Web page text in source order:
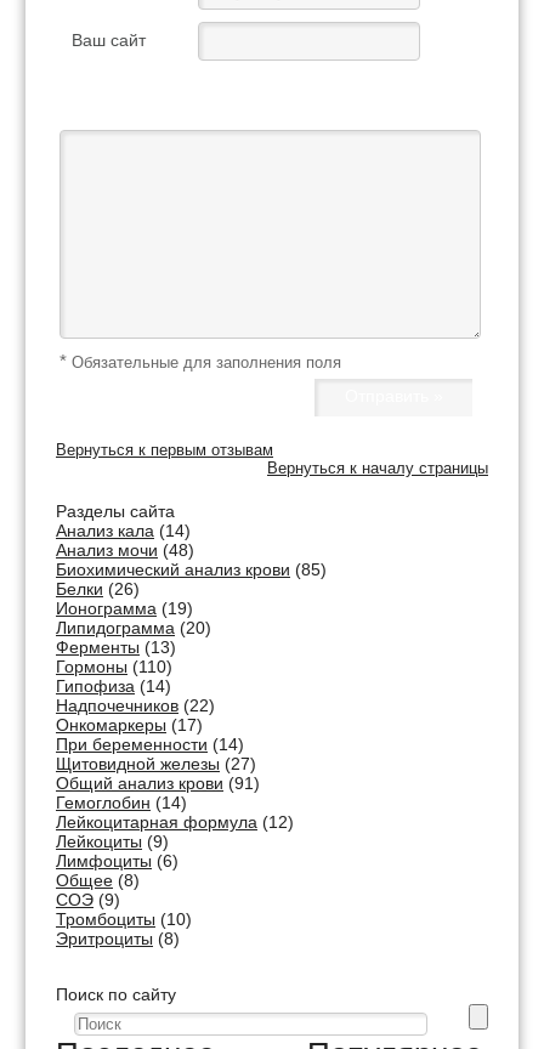
Ваш сайт
* Обязательные для заполнения поля
Вернуться к первым отзывам
Вернуться к началу страницы
Разделы сайта
Анализ кала (14)
Анализ мочи (48)
Биохимический анализ крови (85)
Белки (26)
Ионограмма (19)
Липидограмма (20)
Ферменты (13)
Гормоны (110)
Гипофиза (14)
Надпочечников (22)
Онкомаркеры (17)
При беременности (14)
Щитовидной железы (27)
Общий анализ крови (91)
Гемоглобин (14)
Лейкоцитарная формула (12)
Лейкоциты (9)
Лимфоциты (6)
Общее (8)
СОЭ (9)
Тромбоциты (10)
Эритроциты (8)
Поиск по сайту